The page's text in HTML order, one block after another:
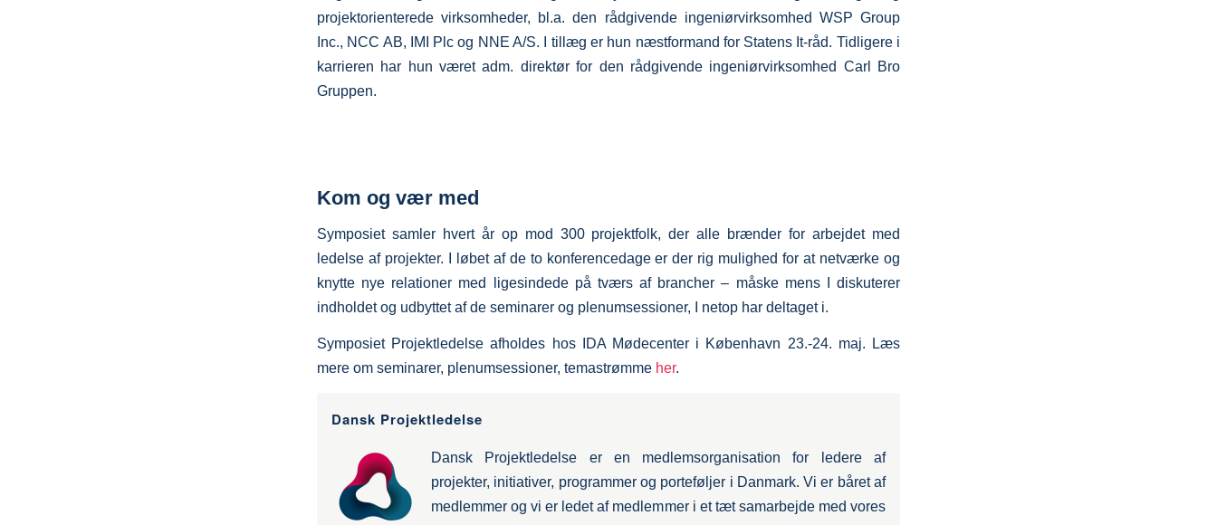
projektorienterede virksomheder, bl.a. den rådgivende ingeniørvirksomhed WSP Group
Inc., NCC AB, IMI Plc og NNE A/S. I tillæg er hun næstformand for Statens It-råd. Tidligere i
karrieren har hun været adm. direktør for den rådgivende ingeniørvirksomhed Carl Bro
Gruppen.
Kom og vær med
Symposiet samler hvert år op mod 300 projektfolk, der alle brænder for arbejdet med
ledelse af projekter. I løbet af de to konferencedage er der rig mulighed for at netværke og
knytte nye relationer med ligesindede på tværs af brancher – måske mens I diskuterer
indholdet og udbyttet af de seminarer og plenumsessioner, I netop har deltaget i.
Symposiet Projektledelse afholdes hos IDA Mødecenter i København 23.-24. maj. Læs
mere om seminarer, plenumsessioner, temastrømme her.
Dansk Projektledelse
Dansk Projektledelse er en medlemsorganisation for ledere af
projekter, initiativer, programmer og porteføljer i Danmark. Vi er båret af
medlemmer og vi er ledet af medlemmer i et tæt samarbejde med vores